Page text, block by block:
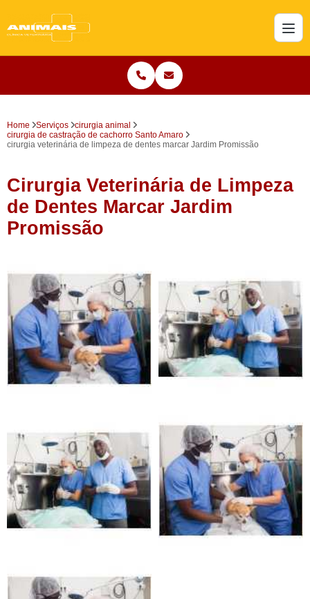
Home Serviços
cirurgia animal
cirurgia de castração de cachorro Santo Amaro
cirurgia veterinária de limpeza de dentes marcar Jardim Promissão
Cirurgia Veterinária de Limpeza
de Dentes Marcar Jardim
Promissão